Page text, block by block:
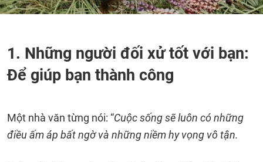
1. Những người đối xử tốt với bạn:
Để giúp bạn thành công
Một nhà văn từng nói: “Cuộc sống sẽ luôn có những
điều ấm áp bất ngờ và những niềm hy vọng vô tận.